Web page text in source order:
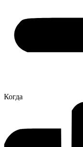
Когда